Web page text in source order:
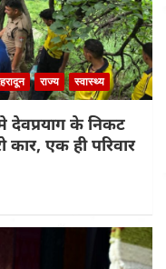
राज्य स्वास्थ्य
देवप्रयाग के निकट
कार, एक ही परिवार